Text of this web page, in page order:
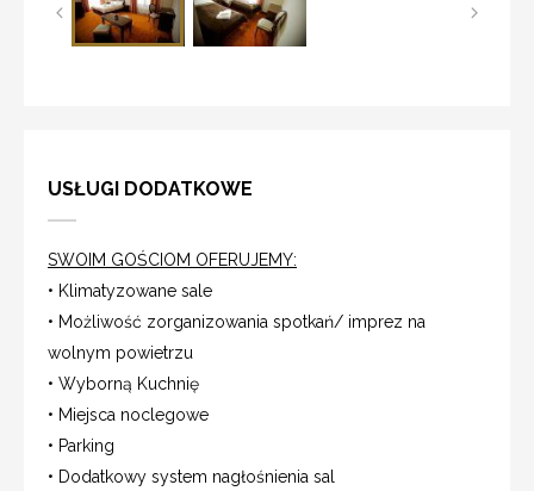
USŁUGI DODATKOWE
SWOIM GOŚCIOM OFERUJEMY:
• Klimatyzowane sale
• Możliwość zorganizowania spotkań/ imprez na
wolnym powietrzu
• Wyborną Kuchnię
• Miejsca noclegowe
• Parking
• Dodatkowy system nagłośnienia sal